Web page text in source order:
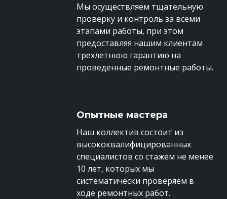
Мы осуществляем тщательную
проверку и контроль за всеми
этапами работы, при этом
предоставляя нашим клиентам
трехлетнюю гарантию на
проведенные ремонтные работы.
Опытные мастера
Наш коллектив состоит из
высококвалифицированных
специалистов со стажем не менее
10 лет, которых мы
систематически проверяем в
ходе ремонтных работ.